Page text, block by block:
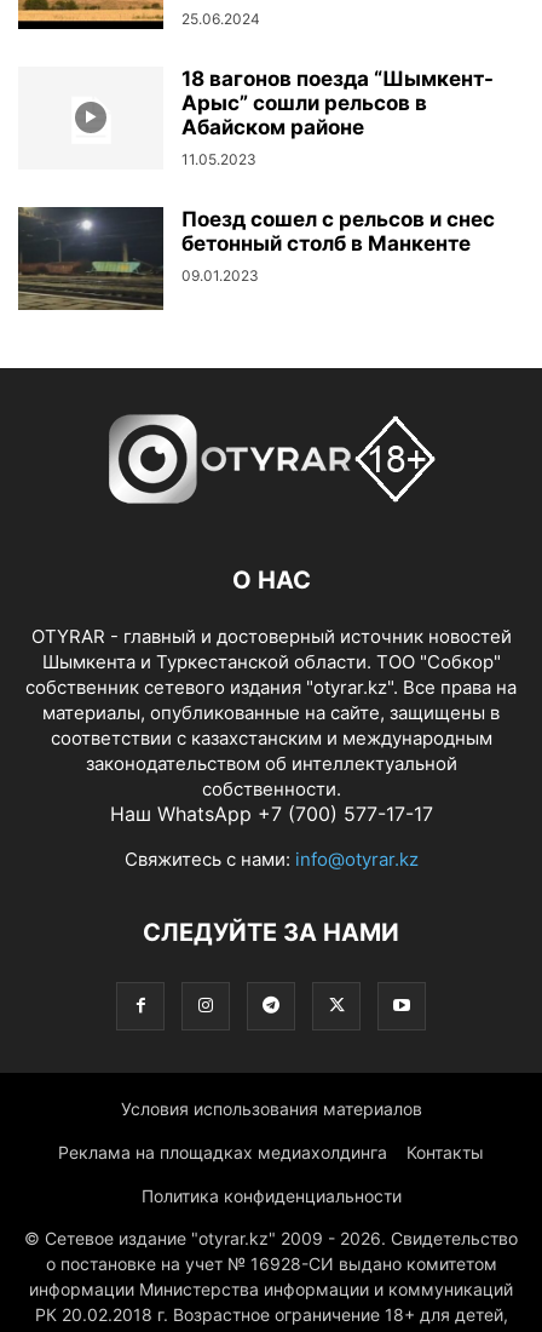
25.06.2024
18 вагонов поезда “Шымкент-
Арыс” сошли рельсов в
Абайском районе
11.05.2023
Поезд сошел с рельсов и снес
бетонный столб в Манкенте
09.01.2023
О НАС
OTYRAR - главный и достоверный источник новостей
Шымкента и Туркестанской области. ТОО "Собкор"
собственник сетевого издания "otyrar.kz". Все права на
материалы, опубликованные на сайте, защищены в
соответствии с казахстанским и международным
законодательством об интеллектуальной
собственности.
Наш WhatsApp +7 (700) 577-17-17
Свяжитесь с нами: info@otyrar.kz
СЛЕДУЙТЕ ЗА НАМИ
Условия использования материалов
Реклама на площадках медиахолдинга Контакты
Политика конфиденциальности
© Сетевое издание "otyrar.kz" 2009 - 2026. Свидетельство
о постановке на учет № 16928-СИ выдано комитетом
информации Министерства информации и коммуникаций
РК 20.02.2018 г. Возрастное ограничение 18+ для детей,